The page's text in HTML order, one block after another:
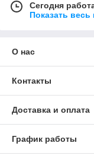
Сегодня
Показать
О нас
Контакты
Доставка и оплата
График работы